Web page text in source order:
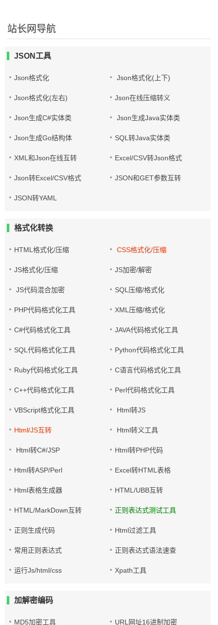
站长网导航
JSON工具
Json格式化 Json格式化(上下)
Json格式化(左右) Json在线压缩转义
Json生成C#实体类 Json生成Java实体类
Json生成Go结构体 SQL转Java实体类
XML和Json在线互转 Excel/CSV转Json格式
Json转Excel/CSV格式 JSON和GET参数互转
JSON转YAML
格式化转换
HTML格式化/压缩 CSS格式化/压缩
JS格式化/压缩 JS加密/解密
JS代码混合加密 SQL压缩/格式化
PHP代码格式化工具 XML压缩/格式化
C#代码格式化工具 JAVA代码格式化工具
SQL代码格式化工具 Python代码格式化工具
Ruby代码格式化工具 C语言代码格式化工具
C++代码格式化工具 Perl代码格式化工具
VBScript格式化工具 Html转JS
Html/JS互转 Html转义工具
Html转C#/JSP Html转PHP代码
Html转ASP/Perl Excel转HTML表格
Html表格生成器 HTML/UBB互转
HTML/MarkDown互转 正则表达式测试工具
正则生成代码 Html过滤工具
常用正则表达式 正则表达式语法速查
运行Js/html/css Xpath工具
加解密编码
MD5加密工具 URL网址16进制加密